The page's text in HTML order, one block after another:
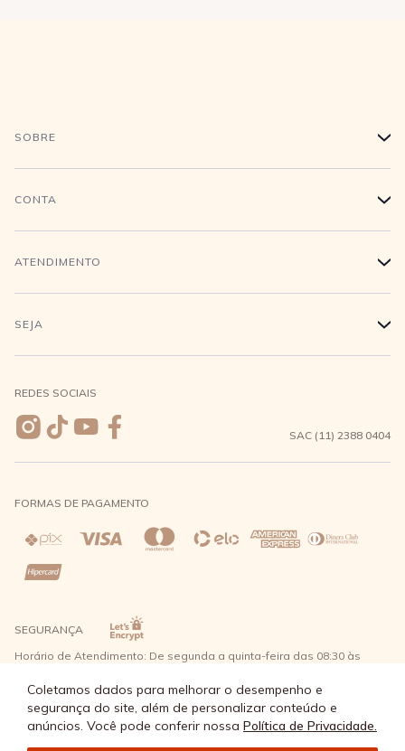
Coletamos dados para melhorar o desempenho e
segurança do site, além de personalizar conteúdo e
anúncios. Você pode conferir nossa Política de Privacidade.
SOBRE +
História
Conecte-se
CONTA +
Login
Meus pedidos
Wishlist
ATENDIMENTO +
Compra Segura
Entrega e Frete
Trocas e Devoluções
Direito de Arrependimento
Política de Privacidade
SEJA +
REDES SOCIAIS
SAC (11) 2388 0404
FORMAS DE PAGAMENTO
SEGURANÇA
Horário de Atendimento: De segunda a quinta-feira das 08:30 às
nível 2 - Bairro Capuava Mauá - São Paulo, CEP: 09380-115 - Água
Doce Comércio de Roupas e Acessórios Ltda - CNPJ: 57.484.768/0064-
© Água Doce 2026 - Todos os direitos reservados